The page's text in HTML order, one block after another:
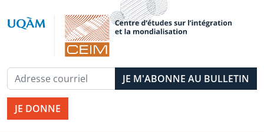
JE DONNE